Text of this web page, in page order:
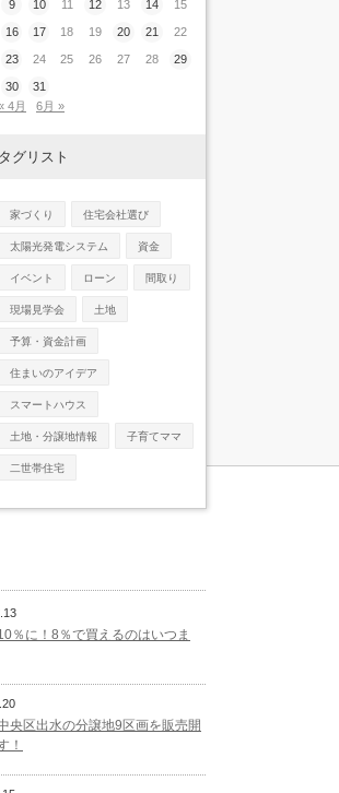
9 10 11 12 13 14 15
16 17 18 19 20 21 22
23 24 25 26 27 28 29
30
31
4月
6月 »
タグリスト
家づくり 住宅会社選び
太陽光発電システム 資金
イベント ローン 間取り
現場見学会 土地
予算・資金計画
住まいのアイデア
スマートハウス
土地・分譲地情報 子育てママ
二世帯住宅
％に！8％で買えるのはいつま
央区出水の分譲地9区画を販売開
！